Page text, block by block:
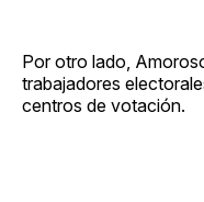
Por otro lado,
trabajadores
centros de votación.